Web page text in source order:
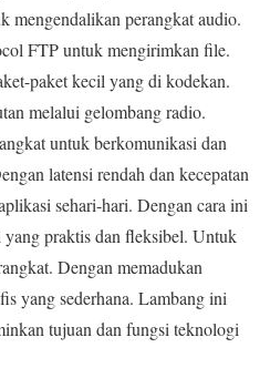
mengendalikan perangkat audio.
FTP untuk mengirimkan file.
paket kecil yang di kodekan.
melalui gelombang radio.
untuk berkomunikasi dan
latensi rendah dan kecepatan
sehari-hari. Dengan cara ini
praktis dan fleksibel. Untuk
Dengan memadukan
yang sederhana. Lambang ini
tujuan dan fungsi teknologi